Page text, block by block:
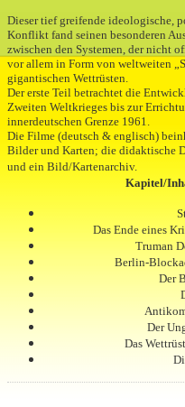
Dieser tief greifende ideologische,
Konflikt fand seinen besonderen
zwischen den Systemen, der nicht
vor allem in Form von weltweiten
gigantischen Wettrüsten.
Der erste Teil betrachtet die
Zweiten Weltkrieges bis zur
innerdeutschen Grenze 1961.
Die Filme (deutsch & englisch)
Bilder und Karten; die didaktische
und ein Bild/Kartenarchiv.
Kapitel/
Das Ende eines
Truman
Berlin-
Der
Der
Das